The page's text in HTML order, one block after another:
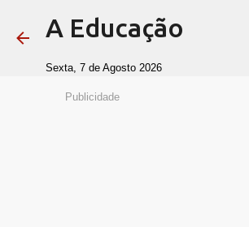
A Educação
Sexta, 7 de Agosto 2026
Publicidade